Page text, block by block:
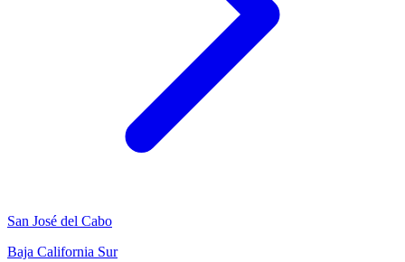
San José del Cabo
Baja California Sur